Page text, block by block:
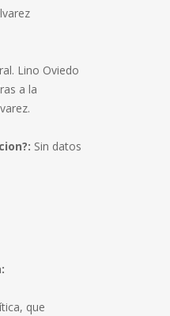
Lino Oviedo
a la
Sin datos
que